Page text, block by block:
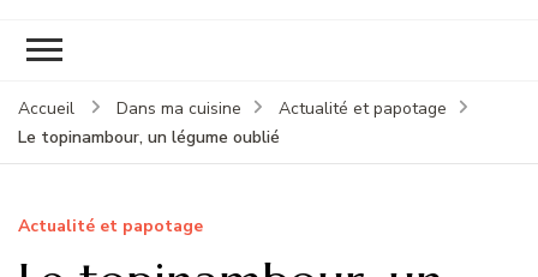
Accueil Dans ma cuisine
Actualité et papotage
Le topinambour, un légume oublié
Actualité et papotage